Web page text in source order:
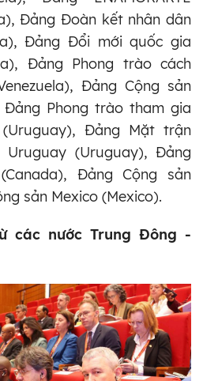
Đảng Đoàn kết nhân dân
Đảng Đổi mới quốc gia
Đảng Phong trào cách
Đảng Cộng sản
Đảng Phong trào tham gia
Đảng Mặt trận
(Uruguay), Đảng
Đảng Cộng sản
sản Mexico (Mexico).
các nước Trung Đông -